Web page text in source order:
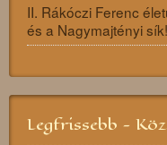
II. Rákóczi Ferenc
és a Nagymajtényi sík!
Legfrissebb -